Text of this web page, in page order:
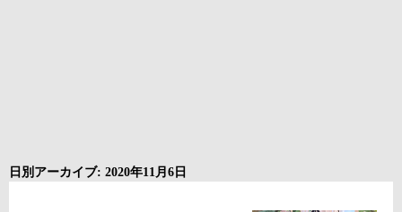
日別アーカイブ: 2020年11月6日